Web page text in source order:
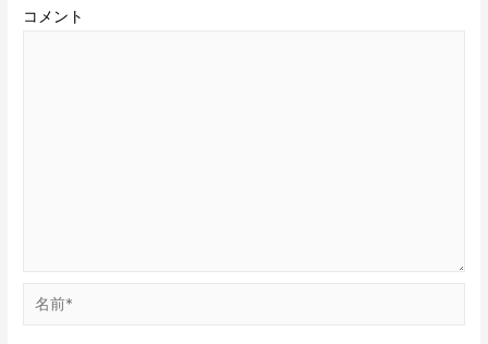
コメント